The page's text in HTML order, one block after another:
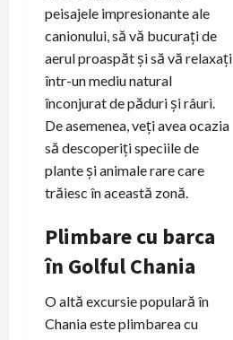
peisajele impresionante ale
canionului, să vă bucurați de
aerul proaspăt și să vă relaxați
într-un mediu natural
înconjurat de păduri și râuri.
De asemenea, veți avea ocazia
să descoperiți speciile de
plante și animale rare care
trăiesc în această zonă.
Plimbare cu barca
în Golful Chania
O altă excursie populară în
Chania este plimbarea cu